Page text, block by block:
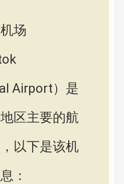
场
Airport）是
区主要的航
以下是该机
：